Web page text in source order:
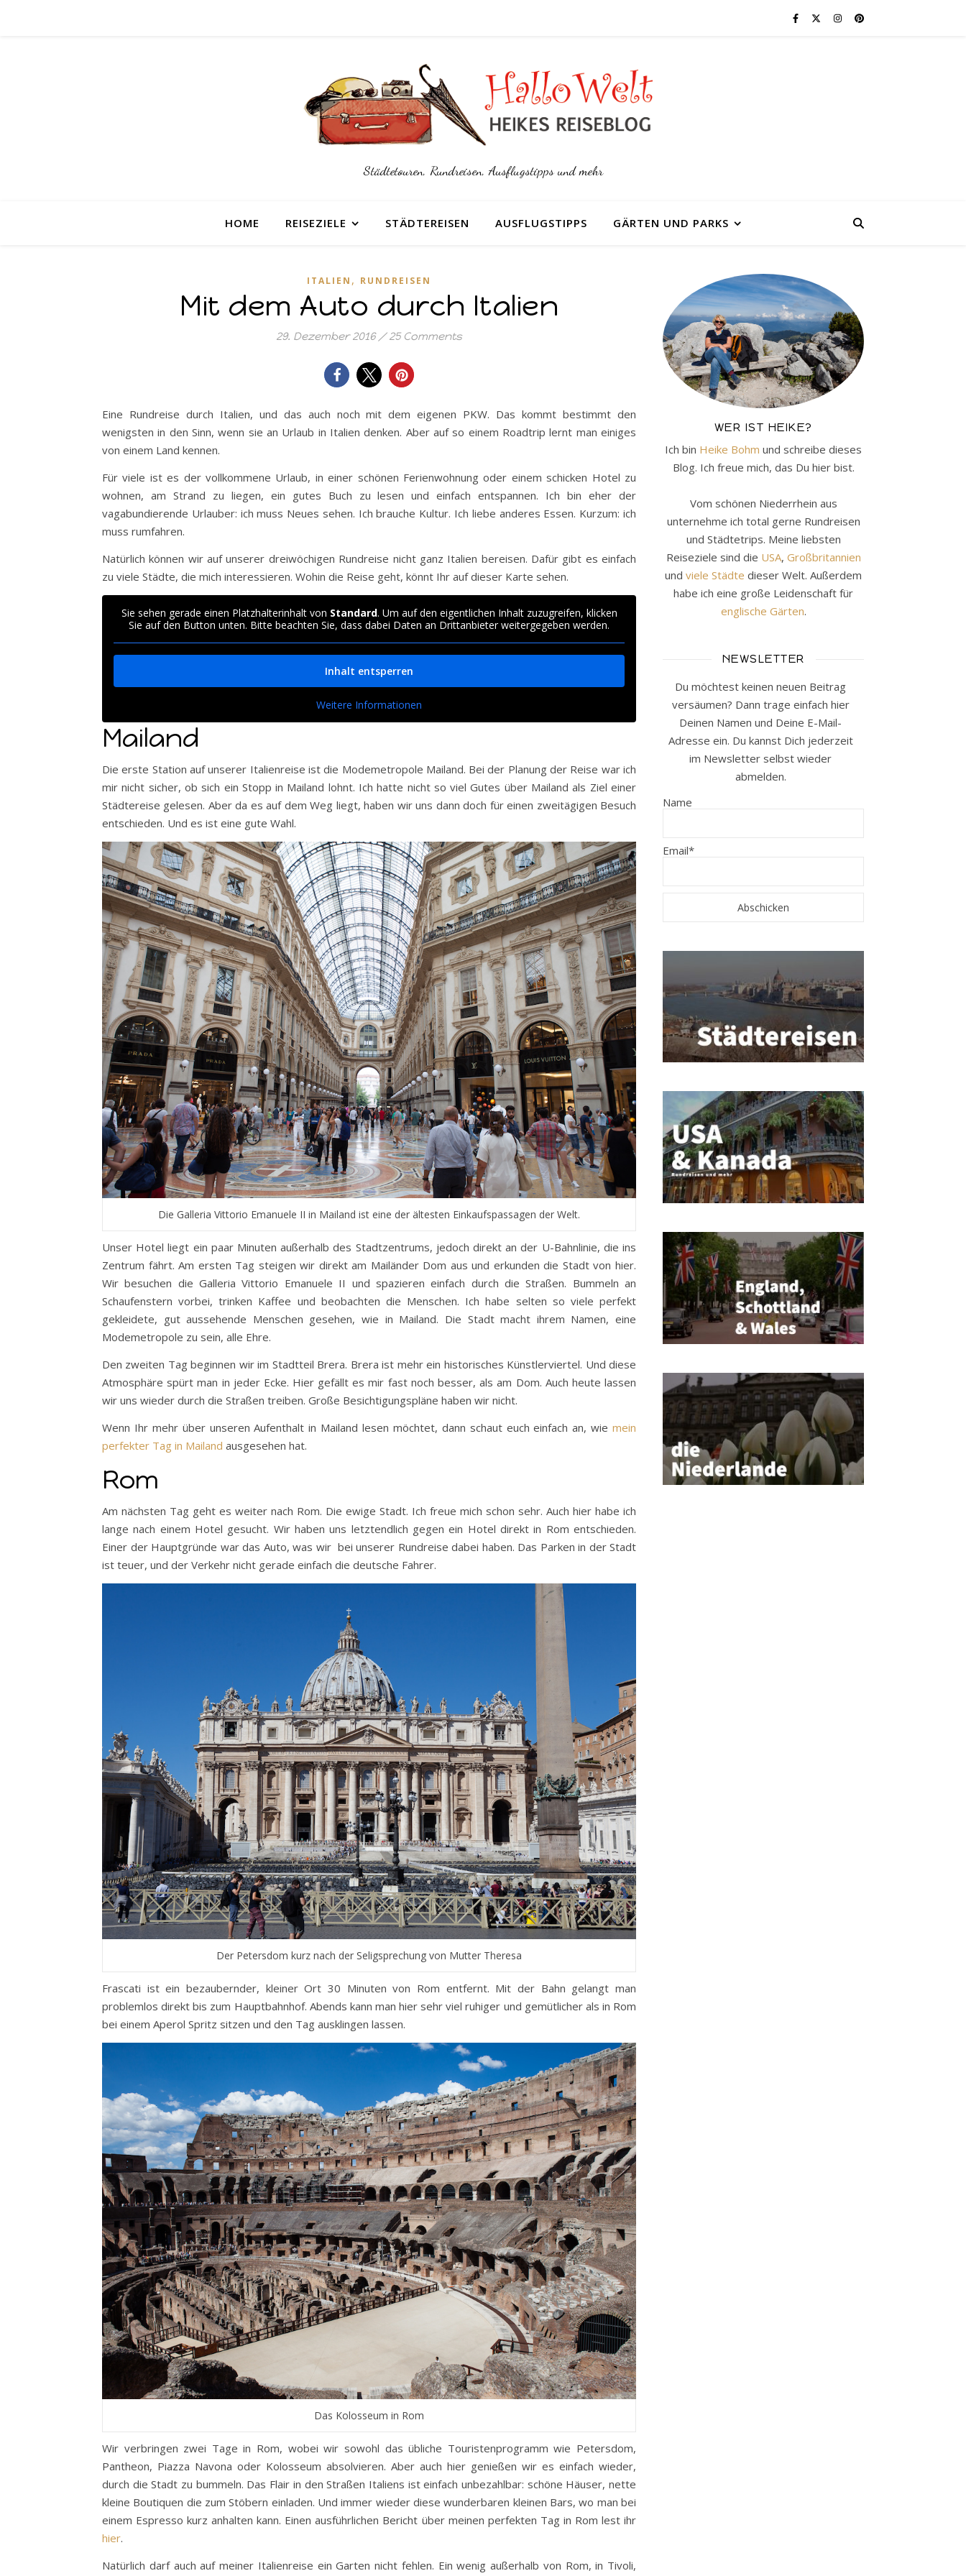
Städtetouren, Rundreisen, Ausflugstipps und mehr
HOME REISEZIELE STÄDTEREISEN AUSFLUGSTIPPS GÄRTEN UND PARKS
ITALIEN , RUNDREISEN
Mit dem Auto durch Italien
29. Dezember 2016 / 25 Comments
Eine Rundreise durch Italien, und das auch noch mit dem eigenen PKW. Das kommt bestimmt den
wenigsten in den Sinn, wenn sie an Urlaub in Italien denken. Aber auf so einem Roadtrip lernt man einiges
von einem Land kennen.
Für viele ist es der vollkommene Urlaub, in einer schönen Ferienwohnung oder einem schicken Hotel zu
wohnen, am Strand zu liegen, ein gutes Buch zu lesen und einfach entspannen. Ich bin eher der
vagabundierende Urlauber: ich muss Neues sehen. Ich brauche Kultur. Ich liebe anderes Essen. Kurzum: ich
muss rumfahren.
Natürlich können wir auf unserer dreiwöchigen Rundreise nicht ganz Italien bereisen. Dafür gibt es einfach
zu viele Städte, die mich interessieren. Wohin die Reise geht, könnt Ihr auf dieser Karte sehen.
Sie sehen gerade einen Platzhalterinhalt von Standard. Um auf den eigentlichen Inhalt zuzugreifen, klicken
Sie auf den Button unten. Bitte beachten Sie, dass dabei Daten an Drittanbieter weitergegeben werden.
Inhalt entsperren
Weitere Informationen
Mailand
Die erste Station auf unserer Italienreise ist die Modemetropole Mailand. Bei der Planung der Reise war ich
mir nicht sicher, ob sich ein Stopp in Mailand lohnt. Ich hatte nicht so viel Gutes über Mailand als Ziel einer
Städtereise gelesen. Aber da es auf dem Weg liegt, haben wir uns dann doch für einen zweitägigen Besuch
entschieden. Und es ist eine gute Wahl.
Die Galleria Vittorio Emanuele II in Mailand ist eine der ältesten Einkaufspassagen der Welt.
Unser Hotel liegt ein paar Minuten außerhalb des Stadtzentrums, jedoch direkt an der U-Bahnlinie, die ins
Zentrum fährt. Am ersten Tag steigen wir direkt am Mailänder Dom aus und erkunden die Stadt von hier.
Wir besuchen die Galleria Vittorio Emanuele II und spazieren einfach durch die Straßen. Bummeln an
Schaufenstern vorbei, trinken Kaffee und beobachten die Menschen. Ich habe selten so viele perfekt
gekleidete, gut aussehende Menschen gesehen, wie in Mailand. Die Stadt macht ihrem Namen, eine
Modemetropole zu sein, alle Ehre.
Den zweiten Tag beginnen wir im Stadtteil Brera. Brera ist mehr ein historisches Künstlerviertel. Und diese
Atmosphäre spürt man in jeder Ecke. Hier gefällt es mir fast noch besser, als am Dom. Auch heute lassen
wir uns wieder durch die Straßen treiben. Große Besichtigungspläne haben wir nicht.
Wenn Ihr mehr über unseren Aufenthalt in Mailand lesen möchtet, dann schaut euch einfach an, wie mein
perfekter Tag in Mailand ausgesehen hat.
Rom
Am nächsten Tag geht es weiter nach Rom. Die ewige Stadt. Ich freue mich schon sehr. Auch hier habe ich
lange nach einem Hotel gesucht. Wir haben uns letztendlich gegen ein Hotel direkt in Rom entschieden.
Einer der Hauptgründe war das Auto, was wir bei unserer Rundreise dabei haben. Das Parken in der Stadt
ist teuer, und der Verkehr nicht gerade einfach die deutsche Fahrer.
Der Petersdom kurz nach der Seligsprechung von Mutter Theresa
Frascati ist ein bezaubernder, kleiner Ort 30 Minuten von Rom entfernt. Mit der Bahn gelangt man
problemlos direkt bis zum Hauptbahnhof. Abends kann man hier sehr viel ruhiger und gemütlicher als in Rom
bei einem Aperol Spritz sitzen und den Tag ausklingen lassen.
Das Kolosseum in Rom
Wir verbringen zwei Tage in Rom, wobei wir sowohl das übliche Touristenprogramm wie Petersdom,
Pantheon, Piazza Navona oder Kolosseum absolvieren. Aber auch hier genießen wir es einfach wieder,
durch die Stadt zu bummeln. Das Flair in den Straßen Italiens ist einfach unbezahlbar: schöne Häuser, nette
kleine Boutiquen die zum Stöbern einladen. Und immer wieder diese wunderbaren kleinen Bars, wo man bei
einem Espresso kurz anhalten kann. Einen ausführlichen Bericht über meinen perfekten Tag in Rom lest ihr
hier.
Natürlich darf auch auf meiner Italienreise ein Garten nicht fehlen. Ein wenig außerhalb von Rom, in Tivoli,
WER IST HEIKE?
Ich bin Heike Bohm und schreibe dieses
Blog. Ich freue mich, das Du hier bist.
Vom schönen Niederrhein aus
unternehme ich total gerne Rundreisen
und Städtetrips. Meine liebsten
Reiseziele sind die USA, Großbritannien
und viele Städte dieser Welt. Außerdem
habe ich eine große Leidenschaft für
englische Gärten.
NEWSLETTER
Du möchtest keinen neuen Beitrag
versäumen? Dann trage einfach hier
Deinen Namen und Deine E-Mail-
Adresse ein. Du kannst Dich jederzeit
im Newsletter selbst wieder
abmelden.
Name
Email*